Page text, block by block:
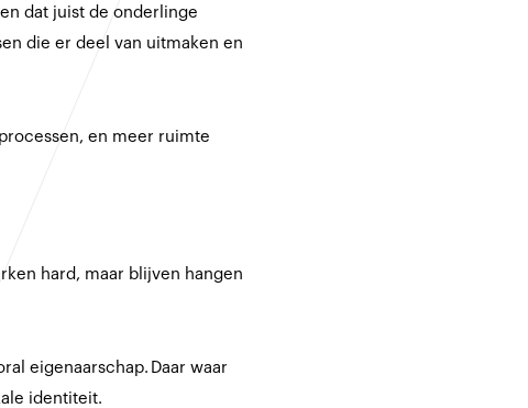
dat juist de onderlinge
die er deel van uitmaken en
en meer ruimte
hard, maar blijven hangen
eigenaarschap. Daar waar
identiteit.